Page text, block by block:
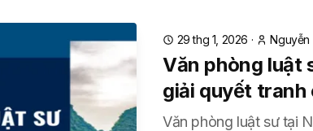
29 thg 1, 2026 · Nguyễn
Văn phòng luật
giải quyết tranh
Văn phòng luật sư tại